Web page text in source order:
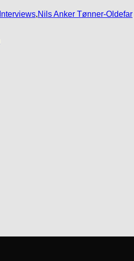
Interviews,Nils Anker Tønner-Oldefar